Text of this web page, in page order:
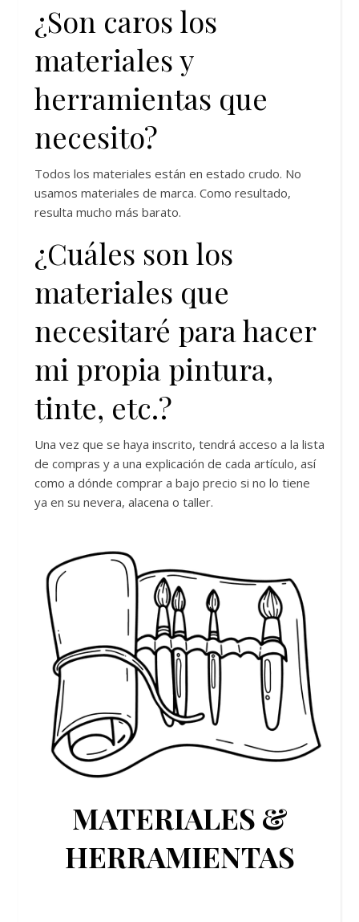
¿Son caros los
materiales y
herramientas que
necesito?
Todos los materiales están en estado crudo. No
usamos materiales de marca. Como resultado,
resulta mucho más barato.
¿Cuáles son los
materiales que
necesitaré para hacer
mi propia pintura,
tinte, etc.?
Una vez que se haya inscrito, tendrá acceso a la lista
de compras y a una explicación de cada artículo, así
como a dónde comprar a bajo precio si no lo tiene
ya en su nevera, alacena o taller.
MATERIALES &
HERRAMIENTAS